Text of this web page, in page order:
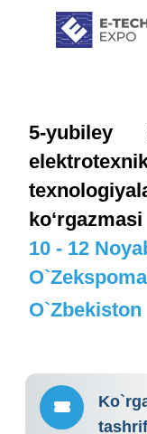
5-yubiley
ko‘rgazmasi
10 - 12
O`zbekiston